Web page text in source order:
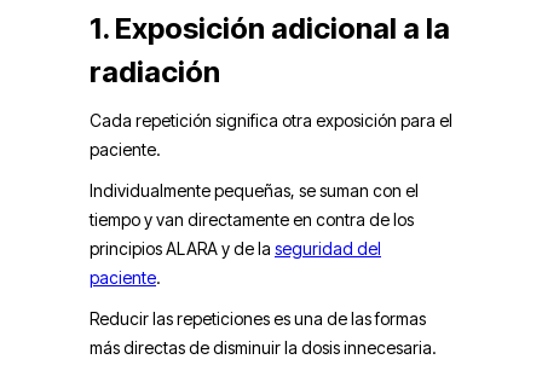
1. Exposición adicional a la
radiación
Cada repetición significa otra exposición para el
paciente.
Individualmente pequeñas, se suman con el
tiempo y van directamente en contra de los
principios ALARA y de la seguridad del
paciente.
Reducir las repeticiones es una de las formas
más directas de disminuir la dosis innecesaria.